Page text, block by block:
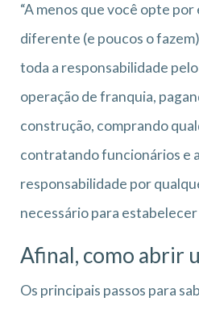
“A menos que você opte
diferente (e poucos o
toda a responsabilidade
operação de franquia,
construção, comprando
contratando funcionários e
responsabilidade por
necessário para estabelecer
Afinal, como abrir
Os principais passos para